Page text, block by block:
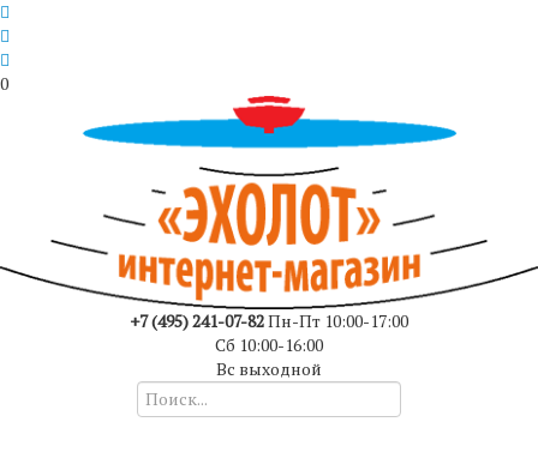
0
+7 (495) 241-07-82Пн-Пт 10:00-17:00
Сб 10:00-16:00
Вс выходной